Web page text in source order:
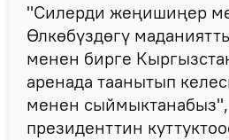
"Силерди жеңишиңер
Өлкөбүздөгү
менен бирге
аренада таанытып
менен
президенттин